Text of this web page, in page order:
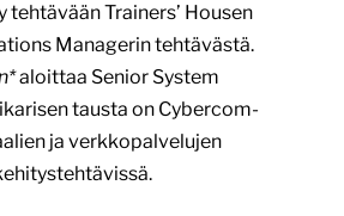
tehtävään Trainers’ Housen
Managerin tehtävästä.
aloittaa Senior System
tausta on Cybercom-
ja verkkopalvelujen